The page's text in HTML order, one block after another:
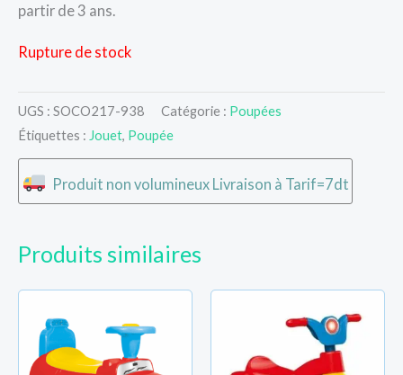
partir de 3 ans.
Rupture de stock
UGS : SOCO217-938 Catégorie : Poupées
Étiquettes : Jouet, Poupée
Produit non volumineux Livraison à Tarif=7dt
Produits similaires